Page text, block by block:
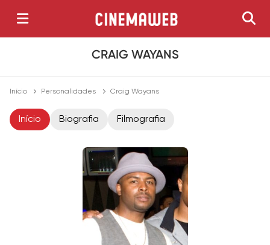
CRAIG WAYANS
Início Personalidades Craig Wayans
Início Biografia Filmografia